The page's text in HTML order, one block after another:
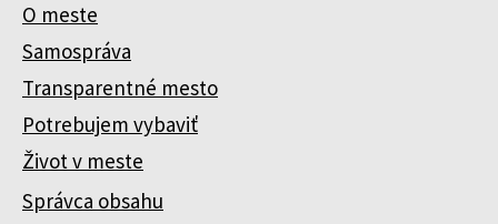
O meste
Samospráva
Transparentné mesto
Potrebujem vybaviť
Život v meste
Správca obsahu